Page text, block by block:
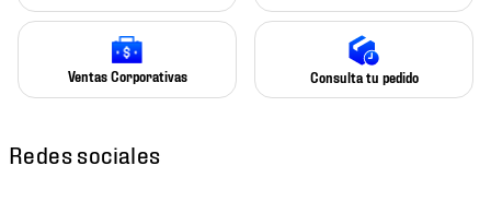
Ventas Corporativas Consulta tu pedido
Redes sociales